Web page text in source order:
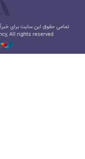
تمامی حقوق این سایت برای
All rights reserved